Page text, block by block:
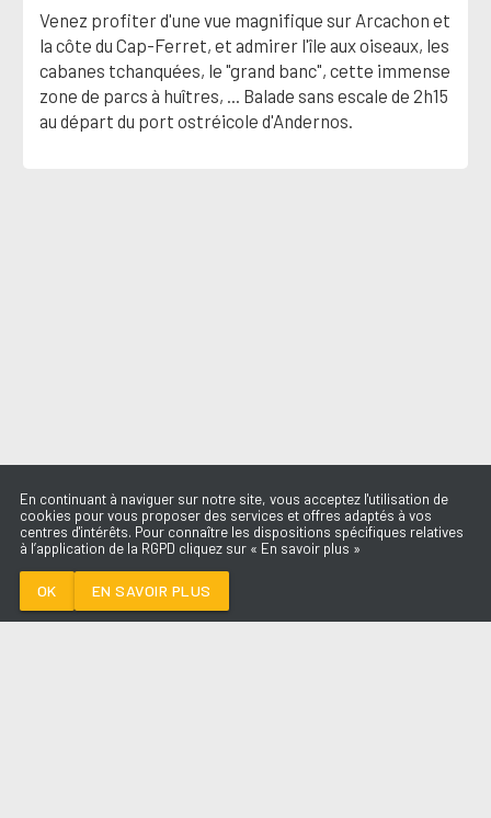
Venez profiter d'une vue magnifique sur Arcachon et
la côte du Cap-Ferret, et admirer l'île aux oiseaux, les
cabanes tchanquées, le "grand banc", cette immense
zone de parcs à huîtres, ... Balade sans escale de 2h15
au départ du port ostréicole d'Andernos.
En continuant à naviguer sur notre site, vous acceptez l'utilisation de
cookies pour vous proposer des services et offres adaptés à vos
centres d'intérêts. Pour connaître les dispositions spécifiques relatives
à l’application de la RGPD cliquez sur « En savoir plus »
OK EN SAVOIR PLUS